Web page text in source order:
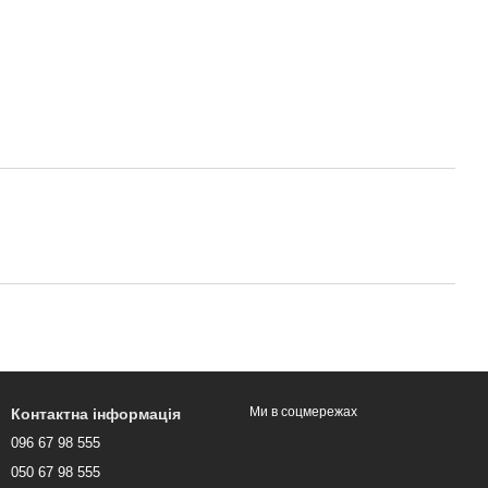
Контактна інформація
096 67 98 555
050 67 98 555
Ми в соцмережах